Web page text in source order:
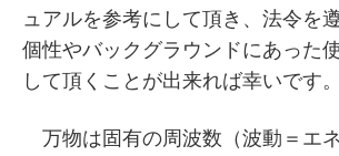
ュアルを参考にして頂き、法令を
個性やバックグラウンドにあった
して頂くことが出来れば幸いです。
万物は固有の周波数（波動＝エ